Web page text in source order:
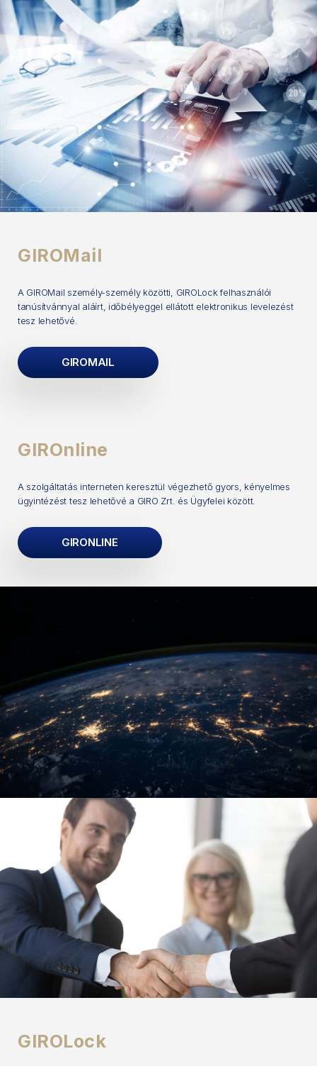
GIROMail
A GIROMail személy-személy közötti, GIROLock felhasználói
tanúsítvánnyal aláírt, időbélyeggel ellátott elektronikus levelezést
tesz lehetővé.
GIROMAIL
GIROnline
A szolgáltatás interneten keresztül végezhető gyors, kényelmes
ügyintézést tesz lehetővé a GIRO Zrt. és Ügyfelei között.
GIRONLINE
GIROLock